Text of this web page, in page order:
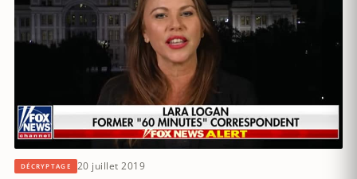
DÉCRYPTAGE 20 juillet 2019